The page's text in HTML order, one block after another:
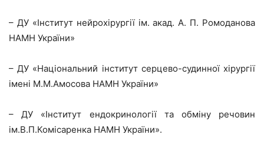
– ДУ «Інститут нейрохірургії ім. акад. А. П. Ромоданова
НАМН України»
– ДУ «Національний інститут серцево-судинної хірургії
імені М.М.Амосова НАМН України»
– ДУ «Інститут ендокринології та обміну речовин
ім.В.П.Комісаренка НАМН України».